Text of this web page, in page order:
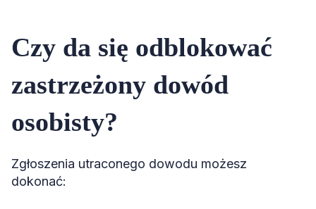
Czy da się odblokować
zastrzeżony dowód
osobisty?
Zgłoszenia utraconego dowodu możesz
dokonać: